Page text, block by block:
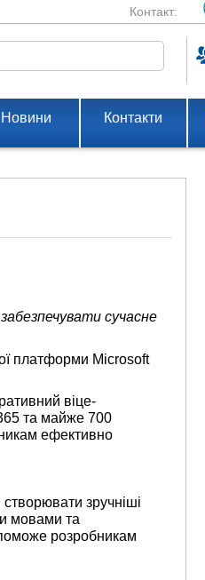
Контакт:
Новини Контакти
сучасне
платформи Microsoft
віце-
та майже 700
ефективно
зручніші
мовами та
розробникам